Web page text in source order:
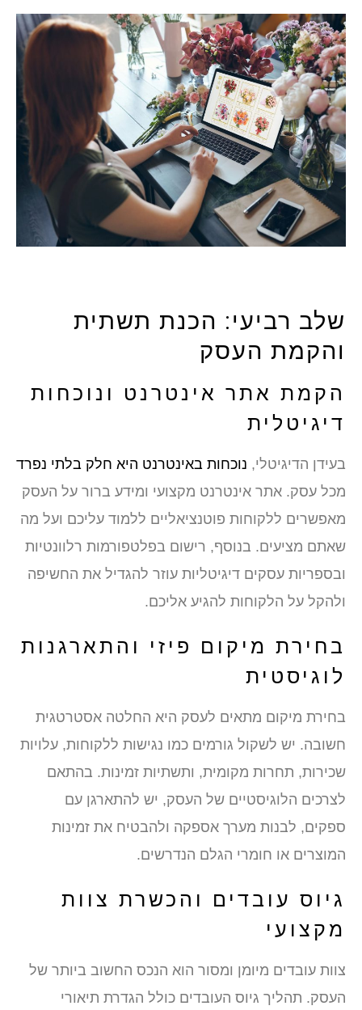
שלב רביעי: הכנת תשתית
והקמת העסק
הקמת אתר אינטרנט ונוכחות
דיגיטלית
בעידן הדיגיטלי,נוכחות באינטרנט היא חלק בלתי נפרד
מכל עסק. אתר אינטרנט מקצועי ומידע ברור על העסק
מאפשרים ללקוחות פוטנציאליים ללמוד עליכם ועל מה
שאתם מציעים. בנוסף, רישום בפלטפורמות רלוונטיות
ובספריות עסקים דיגיטליות עוזר להגדיל את החשיפה
ולהקל על הלקוחות להגיע אליכם.
בחירת מיקום פיזי והתארגנות
לוגיסטית
בחירת מיקום מתאים לעסק היא החלטה אסטרטגית
חשובה. יש לשקול גורמים כמו נגישות ללקוחות, עלויות
שכירות, תחרות מקומית, ותשתיות זמינות. בהתאם
לצרכים הלוגיסטיים של העסק, יש להתארגן עם
ספקים, לבנות מערך אספקה ולהבטיח את זמינות
המוצרים או חומרי הגלם הנדרשים.
גיוס עובדים והכשרת צוות
מקצועי
צוות עובדים מיומן ומסור הוא הנכס החשוב ביותר של
העסק. תהליך גיוס העובדים כולל הגדרת תיאורי